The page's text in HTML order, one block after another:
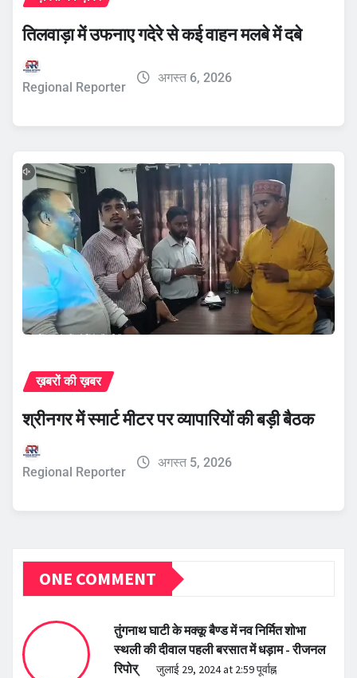
तिलवाड़ा में उफनाए गदेरे से कई वाहन मलबे में दबे
Regional Reporter
अगस्त 6, 2026
ख़बरों की ख़बर
श्रीनगर में स्मार्ट मीटर पर व्यापारियों की बड़ी बैठक
Regional Reporter
अगस्त 5, 2026
ONE COMMENT
तुंगनाथ घाटी के मक्कू बैण्ड में नव निर्मित शोभा
स्थली की दीवाल पहली बरसात में धड़ाम - रीजनल
रिपोर्
जुलाई 29, 2024 at 2:59 पूर्वाह्न